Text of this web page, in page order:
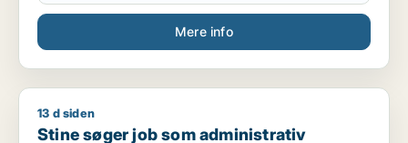
Mere info
Stine søger job som administrativ medarbejder /
13 d siden
Stine søger job som administrativ